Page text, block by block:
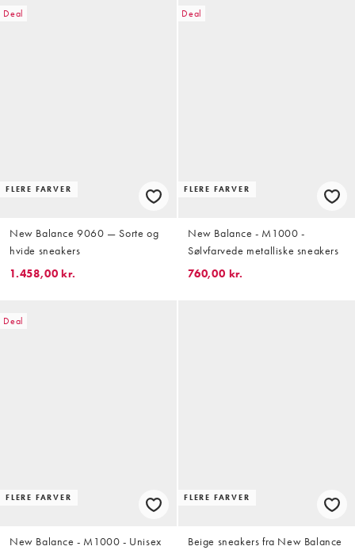
Deal
FLERE FARVER
New Balance 9060 — Sorte og
hvide sneakers
1.458,00 kr.
Deal
FLERE FARVER
New Balance - M1000 -
Sølvfarvede metalliske sneakers
760,00 kr.
Deal
FLERE FARVER
New Balance - M1000 - Unisex
FLERE FARVER
Beige sneakers fra New Balance